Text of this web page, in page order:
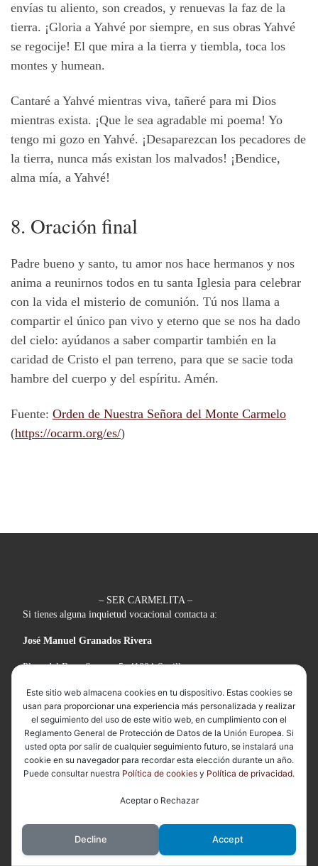
envías tu aliento, son creados, y renuevas la faz de la
tierra. ¡Gloria a Yahvé por siempre, en sus obras Yahvé
se regocije! El que mira a la tierra y tiembla, toca los
montes y humean.
Cantaré a Yahvé mientras viva, tañeré para mi Dios
mientras exista. ¡Que le sea agradable mi poema! Yo
tengo mi gozo en Yahvé. ¡Desaparezcan los pecadores de
la tierra, nunca más existan los malvados! ¡Bendice,
alma mía, a Yahvé!
8. Oración final
Padre bueno y santo, tu amor nos hace hermanos y nos
anima a reunirnos todos en tu santa Iglesia para celebrar
con la vida el misterio de comunión. Tú nos llama a
compartir el único pan vivo y eterno que se nos ha dado
del cielo: ayúdanos a saber compartir también en la
caridad de Cristo el pan terreno, para que se sacie toda
hambre del cuerpo y del espíritu. Amén.
Fuente: Orden de Nuestra Señora del Monte Carmelo
(https://ocarm.org/es/)
– SER CARMELITA –
Si tienes alguna inquietud vocacional contacta a:
José Manuel Granados Rivera
Plaza del Buen Suceso, 5, 41004-Sevilla.
Tlf:(+34) 954 21 18 23
– CASA PROVINCIAL –
Plaza del Buen Suceso, 5, 41004-Sevilla.
Este sitio web almacena cookies en tu dispositivo. Estas cookies se
usan para proporcionar una experiencia más personalizada y realizar
el seguimiento del uso de este witio web, en cumplimiento con el
Reglamento General de Protección de Datos de la Unión Europea. Si
usted opta por salir de cualquier seguimiento futuro, se instalará una
cookie en su navegador para recordar esta elección durante un año.
Puede consultar nuestra Política de cookies y Política de privacidad.
Aceptar o Rechazar
Decline Accept